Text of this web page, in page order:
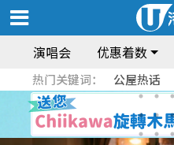
演唱会 优惠着数
热门关键词： 公屋热话